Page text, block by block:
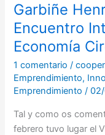
Garbiñe
Encuentro
Economía
1 comentario /
Emprendimiento,
Emprendimiento/
Tal y como os
febrero tuvo lugar el